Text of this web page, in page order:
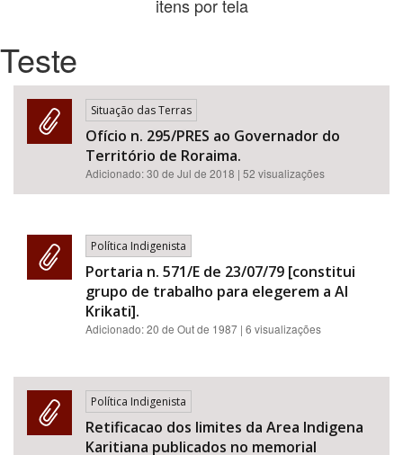
Tema
Área de Levantamento
Área Protegida
itens por tela
Teste
Situação das Terras
Ofício n. 295/PRES ao Governador do
Território de Roraima.
Adicionado:30 de Jul de 2018 | 52 visualizações
Política Indigenista
Portaria n. 571/E de 23/07/79 [constitui
grupo de trabalho para elegerem a AI
Krikati].
Adicionado:20 de Out de 1987 | 6 visualizações
Política Indigenista
Retificacao dos limites da Area Indigena
Karitiana publicados no memorial